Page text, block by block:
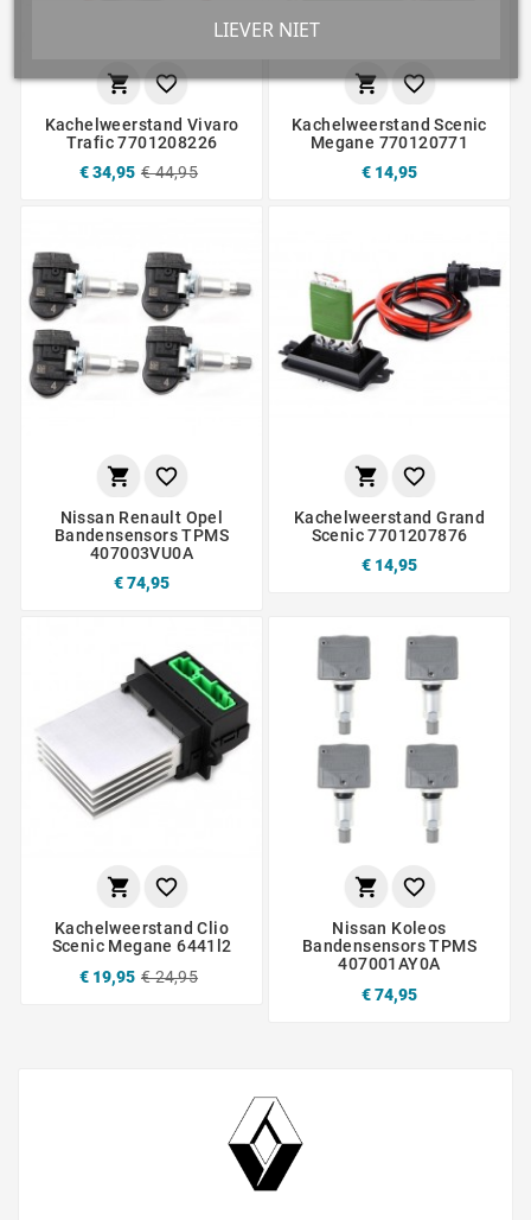
 
Kachelweerstand Vivaro
Trafic 7701208226
€ 34,95 € 44,95
 
Kachelweerstand Scenic
Megane 770120771
€ 14,95
 
Nissan Renault Opel
Bandensensors TPMS
407003VU0A
€ 74,95
 
Kachelweerstand Grand
Scenic 7701207876
€ 14,95
 
Kachelweerstand Clio
Scenic Megane 6441l2
€ 19,95 € 24,95
 
Nissan Koleos
Bandensensors TPMS
407001AY0A
€ 74,95
LIEVER NIET